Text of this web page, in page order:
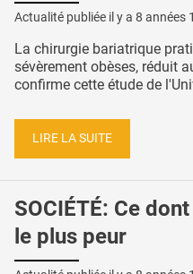
Actualité publiée il y a 8 années
La chirurgie bariatrique
sévèrement obèses, réduit
confirme cette étude de
LIRE LA SUITE
SOCIÉTÉ: Ce
le plus peur